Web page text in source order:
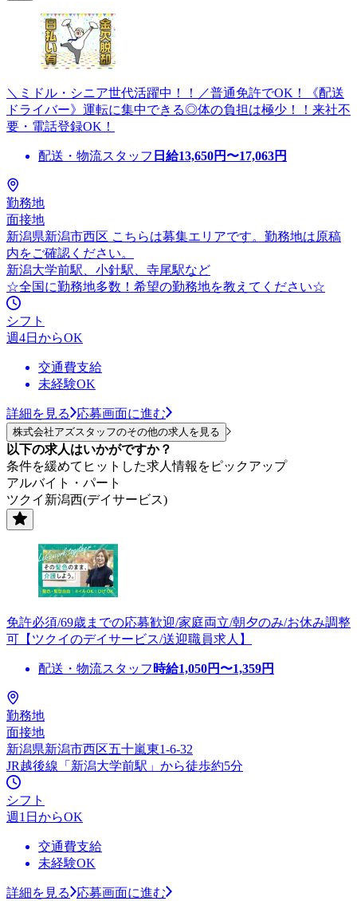
＼ミドル・シニア世代活躍中！！／普通免許でOK！《配送
ドライバー》運転に集中できる◎体の負担は極少！！来社不
要・電話登録OK！
配送・物流スタッフ 日給13,650円〜17,063円
勤務地
面接地
新潟県新潟市西区 こちらは募集エリアです。勤務地は原稿
内をご確認ください。
新潟大学前駅、小針駅、寺尾駅など
☆全国に勤務地多数！希望の勤務地を教えてください☆
シフト
週4日からOK
交通費支給
未経験OK
詳細を見る 応募画面に進む
株式会社アズスタッフのその他の求人を見る
以下の求人はいかがですか？
条件を緩めてヒットした求人情報をピックアップ
アルバイト・パート
ツクイ新潟西(デイサービス)
免許必須/69歳までの応募歓迎/家庭両立/朝夕のみ/お休み調整
可【ツクイのデイサービス/送迎職員求人】
配送・物流スタッフ 時給1,050円〜1,359円
勤務地
面接地
新潟県新潟市西区五十嵐東1-6-32
JR越後線「新潟大学前駅」から徒歩約5分
シフト
週1日からOK
交通費支給
未経験OK
詳細を見る
応募画面に進む